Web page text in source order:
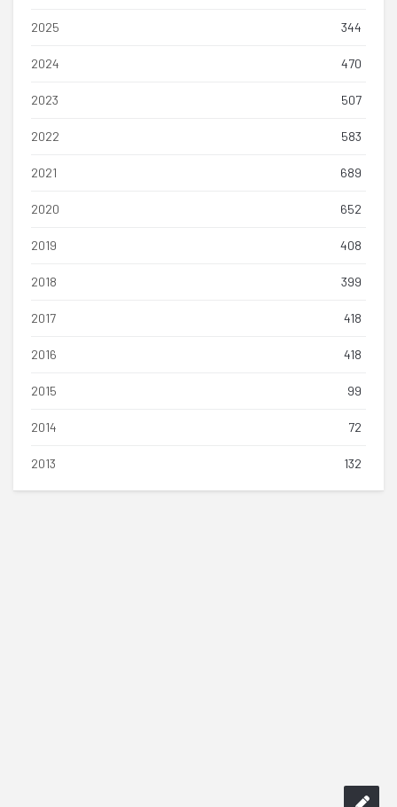
2025 344
2024 470
2023 507
2022 583
2021 689
2020 652
2019 408
2018 399
2017 418
2016 418
2015 99
2014 72
2013 132